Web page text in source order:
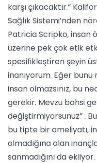
karşı çıkacaktır.”
Sağlık Sistemi’nden
Patricia Scripko, insan
üzerine pek çok etik
spesifikleştiren şeyin
inanıyorum. Eğer bunu
insan olmazsınız, bu
gerekir. Mevzu bahsi
değiştirmiyorsunuz” .
bu tipte bir ameliyatı,
olmadığına olan
sanmadığını da